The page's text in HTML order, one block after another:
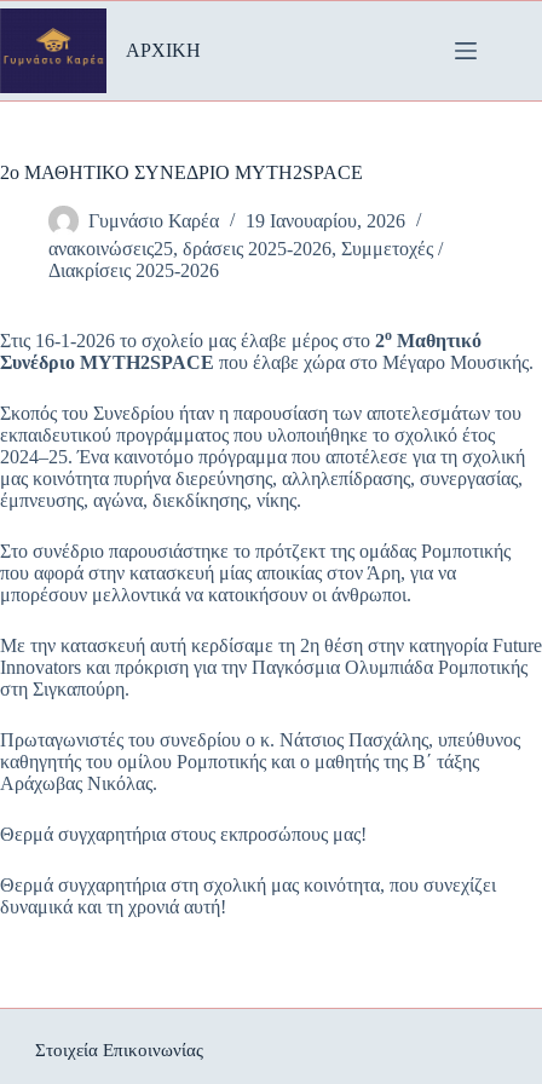
Μετάβαση
περιεχόμενο
ΑΡΧΙΚΗ
2ο ΜΑΘΗΤΙΚΟ ΣΥΝΕΔΡΙΟ MYTH2SPACE
Γυμνάσιο Καρέα
19 Ιανουαρίου, 2026
ανακοινώσεις25, δράσεις 2025-2026, Συμμετοχές /
Διακρίσεις 2025-2026
Στις 16-1-2026 το σχολείο μας έλαβε μέρος στο 2ο Μαθητικό
Συνέδριο MYTH2SPACE που έλαβε χώρα στο Μέγαρο Μουσικής.
Σκοπός του Συνεδρίου ήταν η παρουσίαση των αποτελεσμάτων του
εκπαιδευτικού προγράμματος που υλοποιήθηκε το σχολικό έτος
2024–25. Ένα καινοτόμο πρόγραμμα που αποτέλεσε για τη σχολική
μας κοινότητα πυρήνα διερεύνησης, αλληλεπίδρασης, συνεργασίας,
έμπνευσης, αγώνα, διεκδίκησης, νίκης.
Στο συνέδριο παρουσιάστηκε το πρότζεκτ της ομάδας Ρομποτικής
που αφορά στην κατασκευή μίας αποικίας στον Άρη, για να
μπορέσουν μελλοντικά να κατοικήσουν οι άνθρωποι.
Με την κατασκευή αυτή κερδίσαμε τη 2η θέση στην κατηγορία Future
Innovators και πρόκριση για την Παγκόσμια Ολυμπιάδα Ρομποτικής
στη Σιγκαπούρη.
Πρωταγωνιστές του συνεδρίου ο κ. Νάτσιος Πασχάλης, υπεύθυνος
καθηγητής του ομίλου Ρομποτικής και ο μαθητής της Β΄ τάξης
Αράχωβας Νικόλας.
Θερμά συγχαρητήρια στους εκπροσώπους μας!
Θερμά συγχαρητήρια στη σχολική μας κοινότητα, που συνεχίζει
δυναμικά και τη χρονιά αυτή!
Στοιχεία Επικοινωνίας